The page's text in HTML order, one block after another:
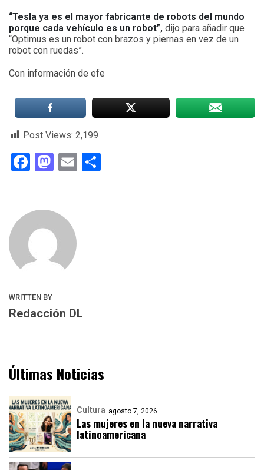
“Tesla ya es el mayor fabricante de robots del mundo
porque cada vehículo es un robot”, dijo para añadir que
“Optimus es un robot con brazos y piernas en vez de un
robot con ruedas”.
Con información de efe
Post Views: 2,199
Facebook
Mastodon
Email
WRITTEN BY
Redacción DL
Últimas Noticias
Cultura agosto 7, 2026
Las mujeres en la nueva narrativa
latinoamericana